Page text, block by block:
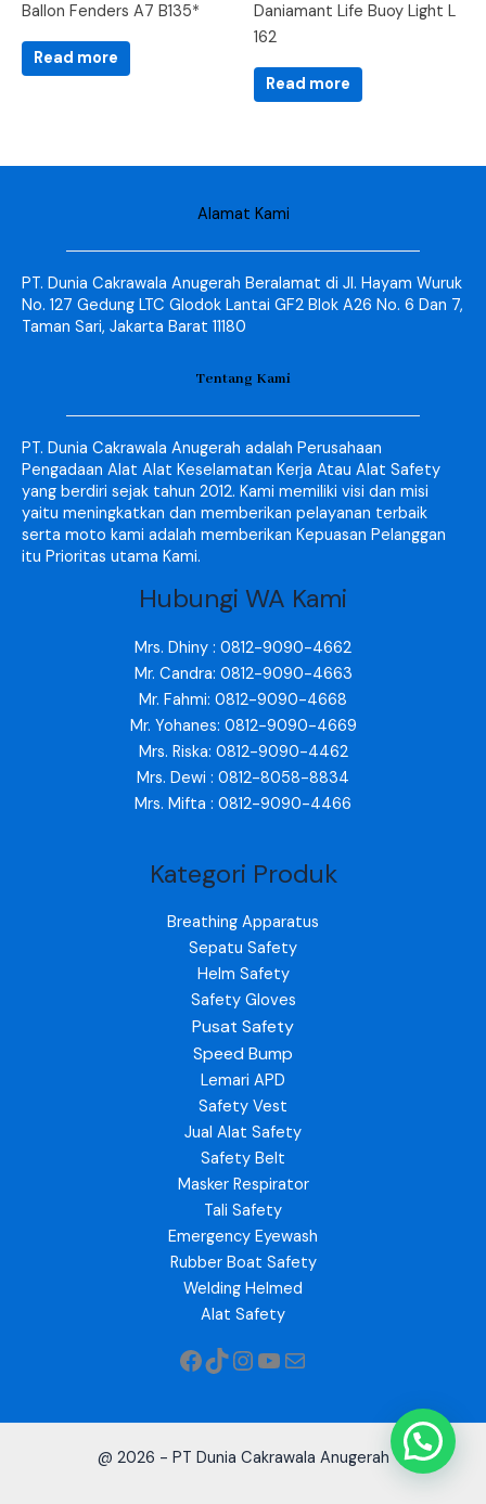
Ballon Fenders A7 B135*
Read more
Daniamant Life Buoy Light L
162
Read more
Alamat Kami
PT. Dunia Cakrawala Anugerah Beralamat di Jl. Hayam Wuruk
No. 127 Gedung LTC Glodok Lantai GF2 Blok A26 No. 6 Dan 7,
Taman Sari, Jakarta Barat 11180
Tentang Kami
PT. Dunia Cakrawala Anugerah adalah Perusahaan
Pengadaan Alat Alat Keselamatan Kerja Atau Alat Safety
yang berdiri sejak tahun 2012. Kami memiliki visi dan misi
yaitu meningkatkan dan memberikan pelayanan terbaik
serta moto kami adalah memberikan Kepuasan Pelanggan
itu Prioritas utama Kami.
Hubungi WA Kami
Mrs. Dhiny : 0812-9090-4662
Mr. Candra: 0812-9090-4663
Mr. Fahmi: 0812-9090-4668
Mr. Yohanes: 0812-9090-4669
Mrs. Riska: 0812-9090-4462
Mrs. Dewi : 0812-8058-8834
Mrs. Mifta : 0812-9090-4466
Kategori Produk
Breathing Apparatus
Sepatu Safety
Helm Safety
Safety Gloves
Pusat Safety
Speed Bump
Lemari APD
Safety Vest
Jual Alat Safety
Safety Belt
Masker Respirator
Tali Safety
Emergency Eyewash
Rubber Boat Safety
Welding Helmed
Alat Safety
@ 2026 - PT Dunia Cakrawala Anugerah